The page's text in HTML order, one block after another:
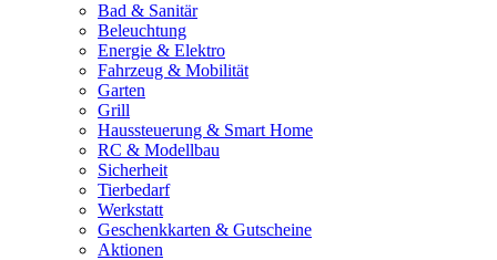
Bad & Sanitär
Beleuchtung
Energie & Elektro
Fahrzeug & Mobilität
Garten
Grill
Haussteuerung & Smart Home
RC & Modellbau
Sicherheit
Tierbedarf
Werkstatt
Geschenkkarten & Gutscheine
Aktionen